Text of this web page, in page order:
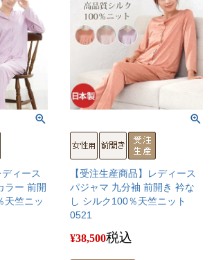
ディース
ラー 前開
天竺ニッ
【受注生産商品】レディース
パジャマ 九分袖 前開き 衿な
し シルク100％天竺ニット
0521
¥38,500税込